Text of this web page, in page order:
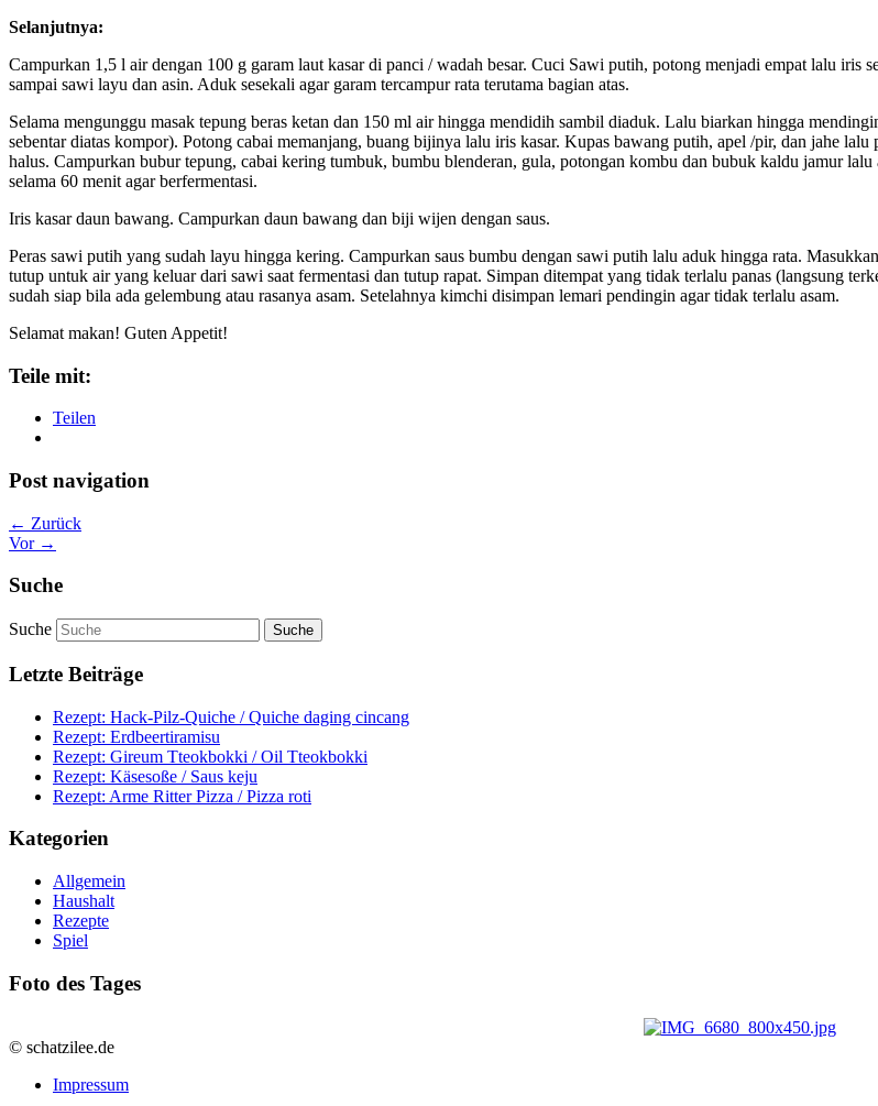
Selanjutnya:
Campurkan 1,5 l air dengan 100 g garam laut kasar di panci / wadah besar. Cuci Sawi putih, potong menjadi empat lalu
sampai sawi layu dan asin. Aduk sesekali agar garam tercampur rata terutama bagian atas.
Selama mengunggu masak tepung beras ketan dan 150 ml air hingga mendidih sambil diaduk. Lalu biarkan hingga
sebentar diatas kompor). Potong cabai memanjang, buang bijinya lalu iris kasar. Kupas bawang putih, apel /pir, dan jahe
halus. Campurkan bubur tepung, cabai kering tumbuk, bumbu blenderan, gula, potongan kombu dan bubuk kaldu jamur
selama 60 menit agar berfermentasi.
Iris kasar daun bawang. Campurkan daun bawang dan biji wijen dengan saus.
Peras sawi putih yang sudah layu hingga kering. Campurkan saus bumbu dengan sawi putih lalu aduk hingga rata.
tutup untuk air yang keluar dari sawi saat fermentasi dan tutup rapat. Simpan ditempat yang tidak terlalu panas (langsung
sudah siap bila ada gelembung atau rasanya asam. Setelahnya kimchi disimpan lemari pendingin agar tidak terlalu asam.
Selamat makan! Guten Appetit!
Teile mit:
Teilen
Post navigation
← Zurück
Vor →
Suche
Suche
Letzte Beiträge
Rezept: Hack-Pilz-Quiche / Quiche daging cincang
Rezept: Erdbeertiramisu
Rezept: Gireum Tteokbokki / Oil Tteokbokki
Rezept: Käsesoße / Saus keju
Rezept: Arme Ritter Pizza / Pizza roti
Kategorien
Allgemein
Haushalt
Rezepte
Spiel
Foto des Tages
© schatzilee.de
Impressum